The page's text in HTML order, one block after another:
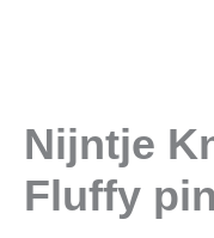
Nijntje
Fluffy